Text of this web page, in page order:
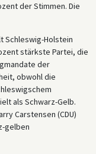
der Stimmen. Die
Schleswig-Holstein
stärkste Partei, die
der
obwohl die
als Schwarz-Gelb.
Carstensen (CDU)
gelben